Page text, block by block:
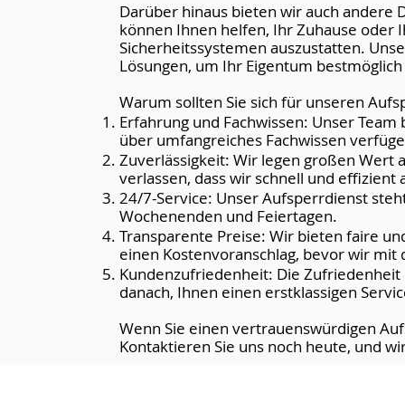
Darüber hinaus bieten wir auch andere
können Ihnen helfen, Ihr Zuhause
Sicherheitssystemen auszustatten.
Lösungen, um Ihr Eigentum
Warum sollten Sie sich für unseren
Erfahrung und Fachwissen: Unser
über umfangreiches Fachwissen
Zuverlässigkeit: Wir legen großen Wert
verlassen, dass wir schnell und effizient
24/7-Service: Unser Aufsperrdienst
Wochenenden und Feiertagen.
Transparente Preise: Wir bieten faire
einen Kostenvoranschlag, bevor wir
Kundenzufriedenheit: Die
danach, Ihnen einen erstklassigen
Wenn Sie einen vertrauenswürdigen
Kontaktieren Sie uns noch heute, und